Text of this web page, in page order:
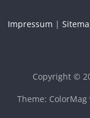
Impressum |
Copyright ©
Theme: ColorMag